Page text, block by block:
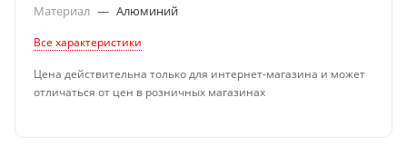
Материал — Алюминий
Все характеристики
Цена действительна только для интернет-магазина и может
отличаться от цен в розничных магазинах